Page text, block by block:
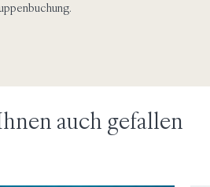
auch gefallen